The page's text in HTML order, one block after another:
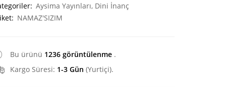
Aysima Yayınları, Dini İnanç
NAMAZ'SIZIM
Bu ürünü 1236 görüntülenme .
Kargo Süresi: 1-3 Gün (Yurtiçi).
GÜL VE SARMAŞIK